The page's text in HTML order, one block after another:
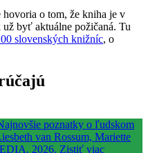
hovoria o tom, že kniha je v
byť aktuálne požičaná. Tu
slovenských knižníc, o